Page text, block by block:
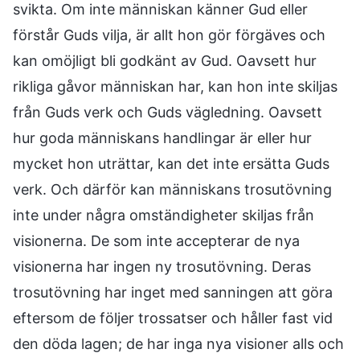
svikta. Om inte människan känner Gud eller
förstår Guds vilja, är allt hon gör förgäves och
kan omöjligt bli godkänt av Gud. Oavsett hur
rikliga gåvor människan har, kan hon inte skiljas
från Guds verk och Guds vägledning. Oavsett
hur goda människans handlingar är eller hur
mycket hon uträttar, kan det inte ersätta Guds
verk. Och därför kan människans trosutövning
inte under några omständigheter skiljas från
visionerna. De som inte accepterar de nya
visionerna har ingen ny trosutövning. Deras
trosutövning har inget med sanningen att göra
eftersom de följer trossatser och håller fast vid
den döda lagen; de har inga nya visioner alls och